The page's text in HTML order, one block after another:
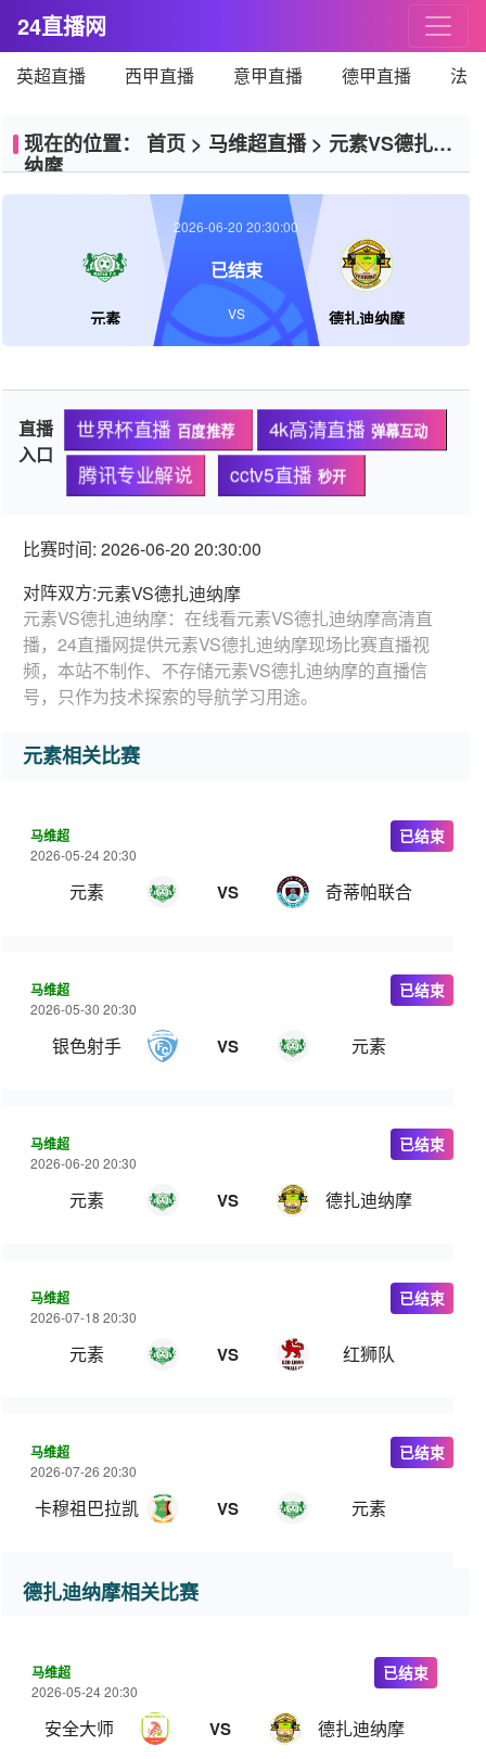
24直播网
英超直播 西甲直播 意甲直播 德甲直播 法
现在的位置： 首页 > 马维超直播> 元素VS德扎迪
纳摩
元素 德扎迪纳摩
2026-06-20 20:30:00
已结束
VS
直播
入口
世界杯直播 百度推荐 4k高清直播 弹幕互动
腾讯专业解说 cctv5直播 秒开
比赛时间: 2026-06-20 20:30:00
对阵双方:元素VS德扎迪纳摩
元素VS德扎迪纳摩：在线看元素VS德扎迪纳摩高清直
播，24直播网提供元素VS德扎迪纳摩现场比赛直播视
频，本站不制作、不存储元素VS德扎迪纳摩的直播信
号，只作为技术探索的导航学习用途。
元素相关比赛
马维超
2026-05-24 20:30
元素 VS 奇蒂帕联合
已结束
马维超
2026-05-30 20:30
银色射手 VS 元素
已结束
马维超
2026-06-20 20:30
元素 VS 德扎迪纳摩
已结束
马维超
2026-07-18 20:30
元素 VS 红狮队
已结束
马维超
2026-07-26 20:30
卡穆祖巴拉凯 VS 元素
已结束
德扎迪纳摩相关比赛
马维超
2026-05-24 20:30
安全大师 VS 德扎迪纳摩
已结束